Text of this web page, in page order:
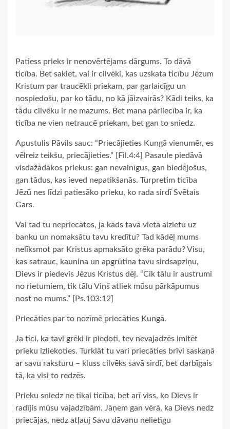
Patiess prieks ir nenovērtējams dārgums. To dāvā
ticība. Bet sakiet, vai ir cilvēki, kas uzskata ticību Jēzum
Kristum par traucēkli priekam, par garlaicīgu un
nospiedošu, par ko tādu, no kā jāizvairās? Kādi teiks, ka
tādu cilvēku ir ne mazums. Bet mana pārliecība ir, ka
ticība ne vien netraucē priekam, bet gan to sniedz.
Apustulis Pāvils sauc: “Priecājieties Kungā vienumēr, es
vēlreiz teikšu, priecājieties.” [Fil.4:4] Pasaule piedāvā
visdažādākos priekus: gan nevainīgus, gan biedējošus,
gan tādus, kas ieved nepatikšanās. Turpretim ticība
Jēzū nes līdzi patiesāko prieku, ko rada sirdī Svētais
Gars.
Vai tad tu nepriecātos, ja kāds tavā vietā aizietu uz
banku un nomaksātu tavu kredītu? Tad kādēļ mums
nelīksmot par Kristus apmaksāto grēka parādu? Visu,
kas satrauc, kaunina un apgrūtina tavu sirdsapziņu,
Dievs ir piedevis Jēzus Kristus dēļ. “Cik tālu ir austrumi
no rietumiem, tik tālu Viņš atliek mūsu pārkāpumus
nost no mums.” [Ps.103:12]
Priecāties par to nozīmē priecāties Kungā.
Ja tici, ka tavi grēki ir piedoti, tev nevajadzēs imitēt
prieku izliekoties. Turklāt tu vari priecāties brīvi saskaņā
ar savu raksturu – kluss cilvēks savā sirdī, bet darbīgais
tā, ka visi to redzēs.
Prieku sniedz ne tikai ticība, bet arī viss, ko Dievs ir
radījis mūsu vajadzībām. Jāņem gan vērā, ka Dievs nedz
priecājas, nedz atļauj Savu dāvanu nelietīgu